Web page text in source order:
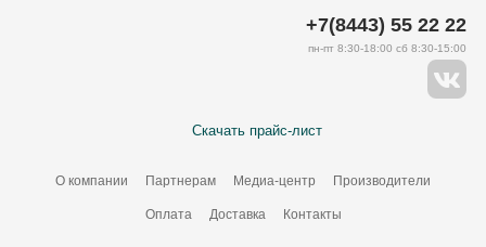
Скачать прайс-лист
О компании Партнерам Медиа-центр Производители
Оплата Доставка Контакты
+7(8443) 55 22 22
пн-пт 8:30-18:00 сб 8:30-15:00